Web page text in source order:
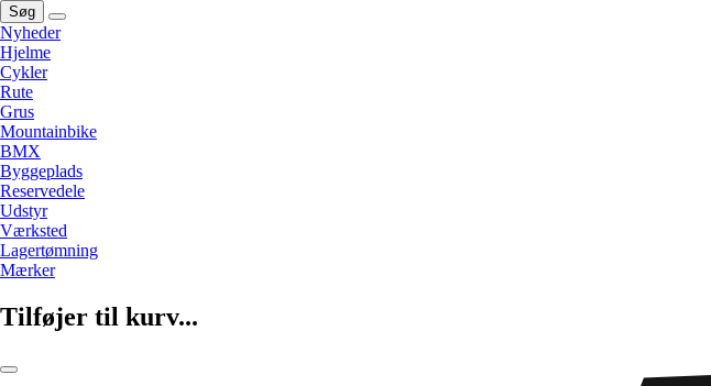
Søg
Nyheder
Hjelme
Cykler
Rute
Grus
Mountainbike
BMX
Byggeplads
Reservedele
Udstyr
Værksted
Lagertømning
Mærker
Tilføjer til kurv...